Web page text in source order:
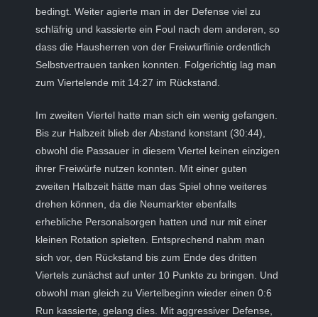
bedingt. Weiter agierte man in der Defense viel zu
schläfrig und kassierte ein Foul nach dem anderen, so
dass die Hausherren von der Freiwurflinie ordentlich
Selbstvertrauen tanken konnten. Folgerichtig lag man
zum Viertelende mit 14:27 im Rückstand.
Im zweiten Viertel hatte man sich ein wenig gefangen.
Bis zur Halbzeit blieb der Abstand konstant (30:44),
obwohl die Passauer in diesem Viertel keinen einzigen
ihrer Freiwürfe nutzen konnten. Mit einer guten
zweiten Halbzeit hätte man das Spiel ohne weiteres
drehen können, da die Neumarkter ebenfalls
erhebliche Personalsorgen hatten und nur mit einer
kleinen Rotation spielten. Entsprechend nahm man
sich vor, den Rückstand bis zum Ende des dritten
Viertels zunächst auf unter 10 Punkte zu bringen. Und
obwohl man gleich zu Viertelbeginn wieder einen 0:6
Run kassierte, gelang dies. Mit aggressiver Defense,